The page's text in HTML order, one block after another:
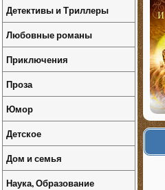
Детективы и Триллеры
Любовные романы
Приключения
Проза
Юмор
Детское
Дом и семья
Наука, Образование